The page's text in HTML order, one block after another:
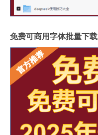
免费可商用字体批量下载